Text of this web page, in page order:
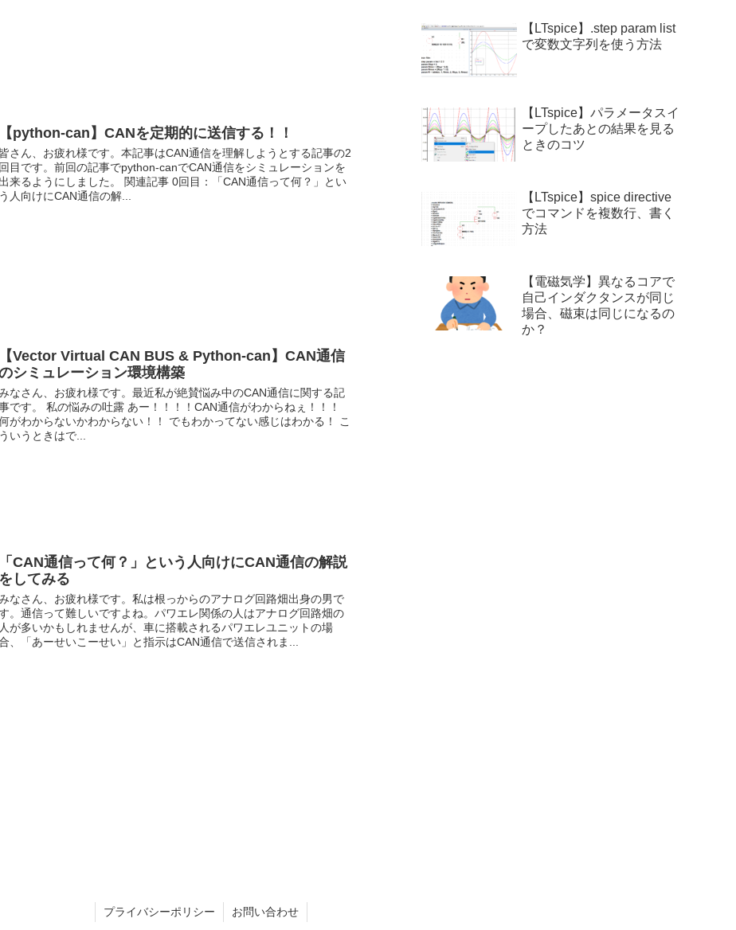
【python-can】CANを定期的に送信する！！
皆さん、お疲れ様です。本記事はCAN通信を理解しようとする記事の2
回目です。前回の記事でpython-canでCAN通信をシミュレーションを
出来るようにしました。 関連記事 0回目：「CAN通信って何？」とい
う人向けにCAN通信の解...
【Vector Virtual CAN BUS & Python-can】CAN通信
シミュレーション環境構築
なさん、お疲れ様です。最近私が絶賛悩み中のCAN通信に関する記
です。 私の悩みの吐露 あー！！！！CAN通信がわからねぇ！！！
がわからないかわからない！！ でもわかってない感じはわかる！ こ
ういうときはで...
「CAN通信って何？」という人向けにCAN通信の解説
をしてみる
なさん、お疲れ様です。私は根っからのアナログ回路畑出身の男で
。通信って難しいですよね。パワエレ関係の人はアナログ回路畑の
人が多いかもしれませんが、車に搭載されるパワエレユニットの場
、「あーせいこーせい」と指示はCAN通信で送信されま...
【LTspice】.step param list
で変数文字列を使う方法
【LTspice】パラメータスイ
ープしたあとの結果を見る
ときのコツ
【LTspice】spice directive
でコマンドを複数行、書く
方法
【電磁気学】異なるコアで
自己インダクタンスが同じ
場合、磁束は同じになるの
か？
プライバシーポリシー お問い合わせ